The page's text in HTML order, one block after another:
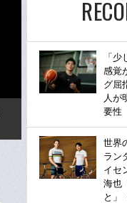
「
感覚
グ屈
人が
要性
世界
ラン
イセ
海也
と」